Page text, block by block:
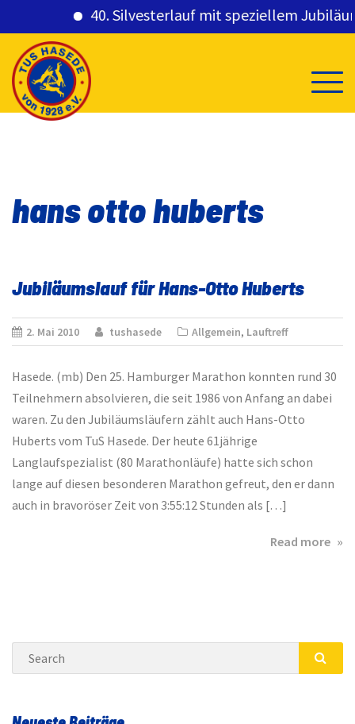
40. Silvesterlauf mit speziellem
content
hans otto huberts
Jubiläumslauf für Hans-Otto Huberts
2. Mai 2010 tushasede Allgemein, Lauftreff
Hasede. (mb) Den 25. Hamburger Marathon konnten rund 30
Teilnehmern absolvieren, die seit 1986 von Anfang an dabei
waren. Zu den Jubiläumsläufern zählt auch Hans-Otto
Huberts vom TuS Hasede. Der heute 61jährige
Langlaufspezialist (80 Marathonläufe) hatte sich schon
lange auf diesen besonderen Marathon gefreut, den er dann
auch in bravoröser Zeit von 3:55:12 Stunden als […]
Read more
Search